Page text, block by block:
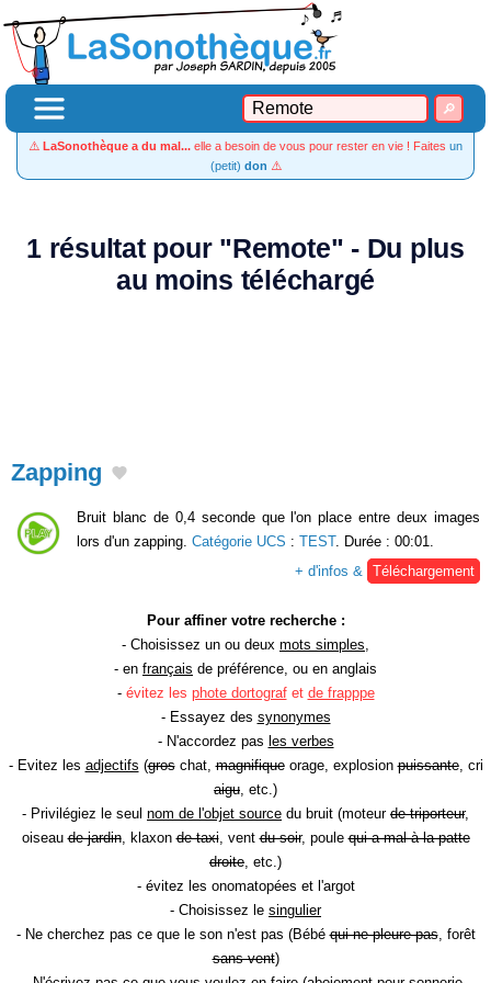
⚠️ LaSonothèque a du mal... elle a besoin de vous pour rester en vie ! Faites un
(petit) don ⚠️
1 résultat pour "Remote" - Du plus
au moins téléchargé
Zapping
Bruit blanc de 0,4 seconde que l'on place entre deux images
lors d'un zapping. Catégorie UCS : TEST. Durée : 00:01.
+ d'infos &
Téléchargement
Pour affiner votre recherche :
- Choisissez un ou deux mots simples
- en français de préférence, ou en anglais
- évitez les phote dortografet de frapppe
- Essayez des synonymes
- N'accordez pas les verbes
- Evitez les adjectifs (groschat,magnifiqueorage, explosionpuissante, cri
aigu , etc.)
- Privilégiez le seul nom de l'objet source du bruit (moteur de triporteur,
oiseaude jardin, klaxonde taxi, ventdu soir, poulequi a mal à la patte
droite , etc.)
- évitez les onomatopées et l'argot
- Choisissez le singulier
- Ne cherchez pas ce que le son n'est pas (Bébéqui ne pleure pas, forêt
sans vent)